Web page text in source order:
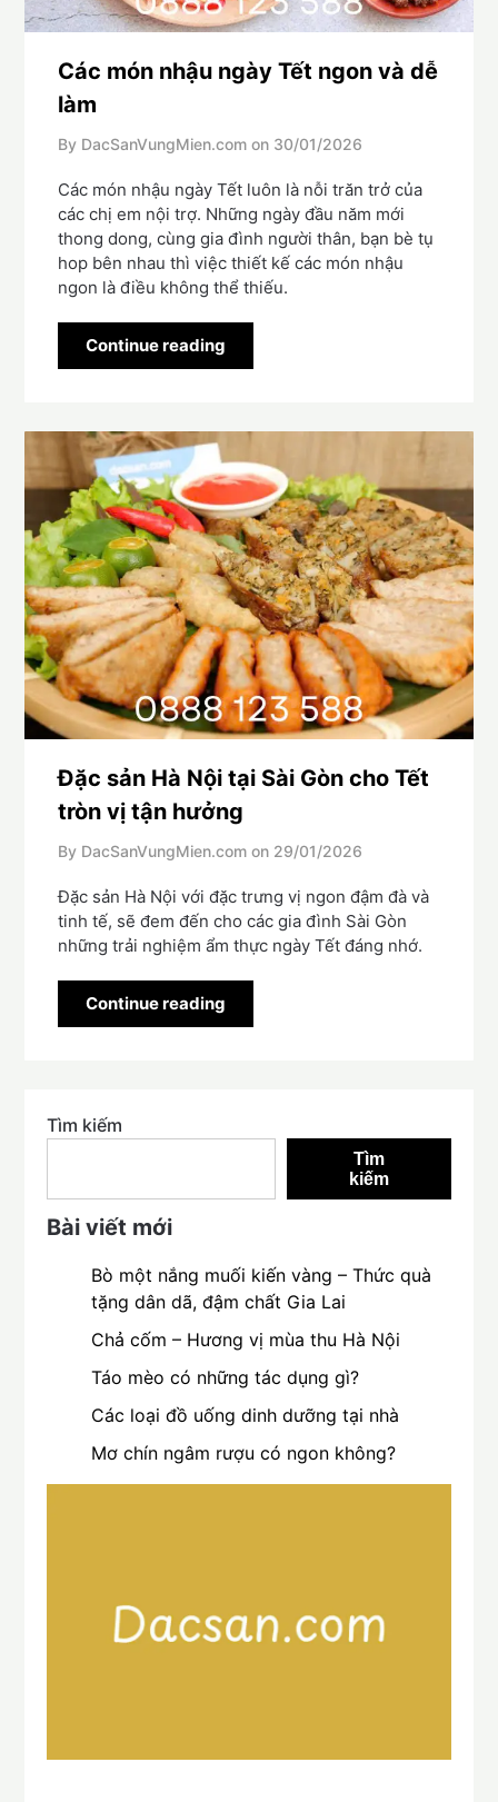
Các món nhậu ngày Tết ngon và dễ
làm
By DacSanVungMien.com on 30/01/2026
Các món nhậu ngày Tết luôn là nỗi trăn trở của
các chị em nội trợ. Những ngày đầu năm mới
thong dong, cùng gia đình người thân, bạn bè tụ
hop bên nhau thì việc thiết kế các món nhậu
ngon là điều không thể thiếu.
Continue reading
Đặc sản Hà Nội tại Sài Gòn cho Tết
tròn vị tận hưởng
By DacSanVungMien.com on 29/01/2026
Đặc sản Hà Nội với đặc trưng vị ngon đậm đà và
tinh tế, sẽ đem đến cho các gia đình Sài Gòn
những trải nghiệm ẩm thực ngày Tết đáng nhớ.
Continue reading
Tìm kiếm
Tìm
kiếm
Bài viết mới
Bò một nắng muối kiến vàng – Thức quà
tặng dân dã, đậm chất Gia Lai
Chả cốm – Hương vị mùa thu Hà Nội
Táo mèo có những tác dụng gì?
Các loại đồ uống dinh dưỡng tại nhà
Mơ chín ngâm rượu có ngon không?